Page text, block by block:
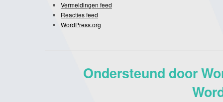
Vermeldingen feed
Reacties feed
WordPress.org
Ondersteund door